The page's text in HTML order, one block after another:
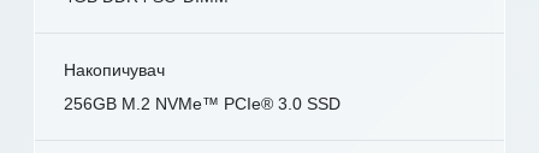
Накопичувач
256GB M.2 NVMe™ PCIe® 3.0 SSD